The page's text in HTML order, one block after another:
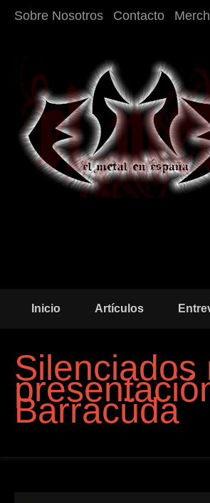
Sobre Nosotros Contacto
Inicio Artículos
Silenciados
Barracüda